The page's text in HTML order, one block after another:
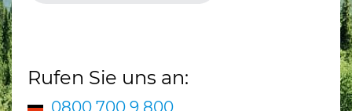
Rufen Sie uns an:
0800 700 9 800